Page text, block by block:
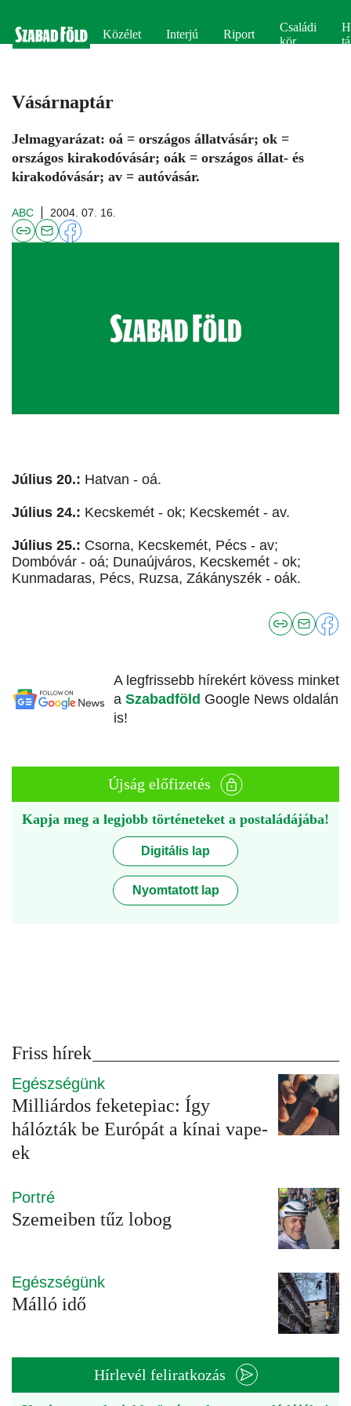
Közélet Interjú Riport
Családi
kör
Vásárnaptár
Jelmagyarázat: oá = országos állatvásár; ok =
országos kirakodóvásár; oák = országos állat- és
kirakodóvásár; av = autóvásár.
ABC 2004. 07. 16.
Július 20.: Hatvan - oá.
Július 24.: Kecskemét - ok; Kecskemét - av.
Július 25.: Csorna, Kecskemét, Pécs - av;
Dombóvár - oá; Dunaújváros, Kecskemét - ok;
Kunmadaras, Pécs, Ruzsa, Zákányszék - oák.
A legfrissebb hírekért kövess minket
a Szabadföld Google News oldalán
is!
Újság előfizetés
Kapja meg a legjobb történeteket a postaládájába!
Digitális lap
Nyomtatott lap
Friss hírek
Egészségünk
Milliárdos feketepiac: Így
hálózták be Európát a kínai vape-
ek
Portré
Szemeiben tűz lobog
Egészségünk
Málló idő
Hírlevél feliratkozás